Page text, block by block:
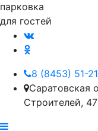
парковка
для гостей
8 (8453) 51-
Саратовская
Строителей, 47